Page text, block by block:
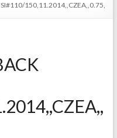
150,11.2014,,CZEA,,0.75,